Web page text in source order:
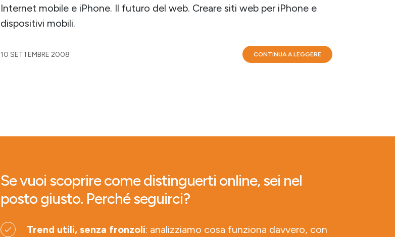
Internet mobile e iPhone. Il futuro del web. Creare siti web per iPhone e
dispositivi mobili.
10 SETTEMBRE 2008 CONTINUA A LEGGERE
Se vuoi scoprire come distinguerti online, sei nel
posto giusto. Perché seguirci?
Trend utili, senza fronzoli: analizziamo cosa funziona davvero, con